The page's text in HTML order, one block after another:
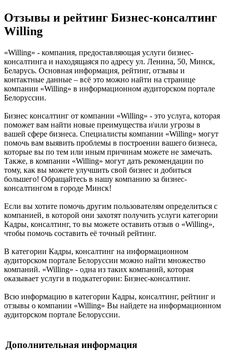
Отзывы и рейтинг Бизнес-консалтинг
Willing
«Willing» - компания, предоставляющая услуги бизнес-
консалтинга и находящаяся по адресу ул. Ленина, 50, Минск,
Беларусь. Основная информация, рейтинг, отзывы и
контактные данные – всё это можно найти на странице
компании «Willing» в информационном аудиторском портале
Белоруссии.
Бизнес консалтинг от компании «Willing» - это услуга, которая
поможет вам найти новые преимущества и\или угрозы в
вашей сфере бизнеса. Специалисты компании «Willing» могут
помочь вам выявить проблемы в построении вашего бизнеса,
которые вы по тем или иным причинам можете не замечать.
Также, в компании «Willing» могут дать рекомендации по
тому, как вы можете улучшить свой бизнес и добиться
большего! Обращайтесь в нашу компанию за бизнес-
консалтингом в городе Минск!
Если вы хотите помочь другим пользователям определиться с
компанией, в которой они захотят получить услуги категории
Кадры, консалтинг, то вы можете оставить отзыв о «Willing»,
чтобы помочь составить её точный рейтинг.
В категории Кадры, консалтинг на информационном
аудиторском портале Белоруссии можно найти множество
компаний. «Willing» - одна из таких компаний, которая
оказывает услуги в подкатегории: Бизнес-консалтинг.
Всю информацию в категории Кадры, консалтинг, рейтинг и
отзывы о компании «Willing» Вы найдете на информационном
аудиторском портале Белоруссии.
Дополнительная информация